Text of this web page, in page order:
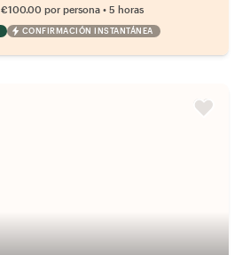
€100.00 por persona • 5 horas
CONFIRMACIÓN INSTANTÁNEA